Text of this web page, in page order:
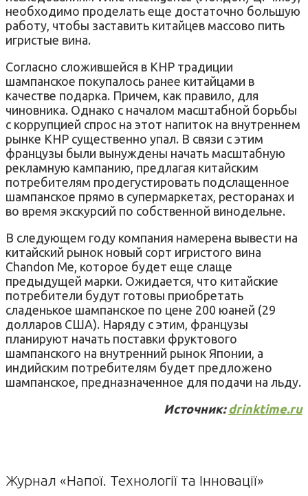
необходимо проделать еще достаточно большую
работу, чтобы заставить китайцев массово пить
игристые вина.
Согласно сложившейся в КНР традиции
шампанское покупалось ранее китайцами в
качестве подарка. Причем, как правило, для
чиновника. Однако с началом масштабной борьбы
с коррупцией спрос на этот напиток на внутреннем
рынке КНР существенно упал. В связи с этим
французы были вынуждены начать масштабную
рекламную кампанию, предлагая китайским
потребителям продегустировать подслащенное
шампанское прямо в супермаркетах, ресторанах и
во время экскурсий по собственной винодельне.
В следующем году компания намерена вывести на
китайский рынок новый сорт игристого вина
Chandon Me, которое будет еще слаще
предыдущей марки. Ожидается, что китайские
потребители будут готовы приобретать
сладенькое шампанское по цене 200 юаней (29
долларов США). Наряду с этим, французы
планируют начать поставки фруктового
шампанского на внутренний рынок Японии, а
индийским потребителям будет предложено
шампанское, предназначенное для подачи на льду.
Источник:drinktime.ru
Журнал «Напої. Технології та Інновації»